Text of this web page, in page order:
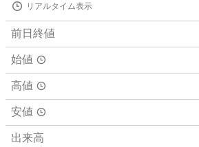
値
リアルタイム表示
前日終値
始値
高値
安値
出来高